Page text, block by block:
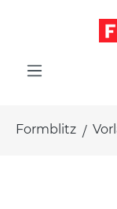
Formblitz